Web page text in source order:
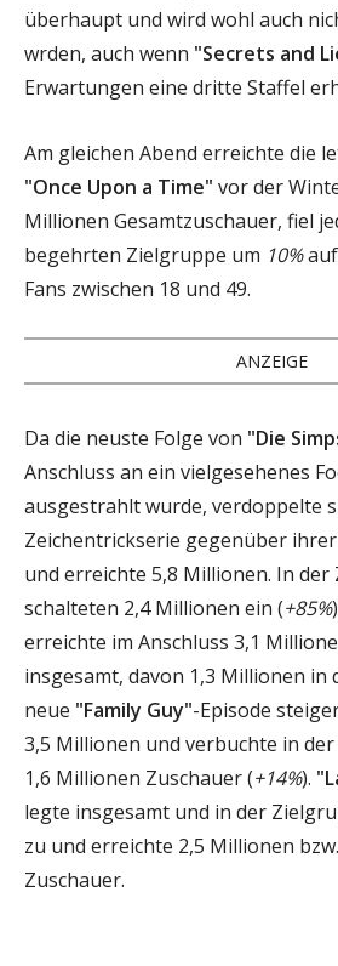
überhaupt und wird wohl auch
wrden, auch wenn "Secrets and
Erwartungen eine dritte Staffel
Am gleichen Abend erreichte die
"Once Upon a Time" vor der
Millionen Gesamtzuschauer, fiel
begehrten Zielgruppe um 10%auf
Fans zwischen 18 und 49.
ANZEIGE
Da die neuste Folge von "Die
Anschluss an ein vielgesehenes
ausgestrahlt wurde, verdoppelte
Zeichentrickserie gegenüber
und erreichte 5,8 Millionen. In der
schalteten 2,4 Millionen ein (+85%
erreichte im Anschluss 3,1
insgesamt, davon 1,3 Millionen in
neue "Family Guy"-Episode
3,5 Millionen und verbuchte in
1,6 Millionen Zuschauer (+14%).
legte insgesamt und in der
zu und erreichte 2,5 Millionen
Zuschauer.